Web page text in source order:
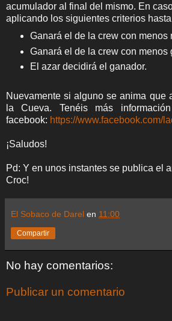
acumulador al final del mismo. En
aplicando los siguientes criterios
Ganará el de la crew con menos
Ganará el de la crew con menos
El azar decidirá el ganador.
Nuevamente si alguno se anima que
la Cueva. Tenéis más
facebook: https://www.facebook.com/
¡Saludos!
Pd: Y en unos instantes se publica el
Croc!
El Sobaco de Darel en 11:00
Compartir
No hay comentarios:
Publicar un comentario